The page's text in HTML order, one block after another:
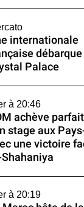
internationale
débarque
Palace
à 20:46
achève
stage aux
une victoire
à 20:19